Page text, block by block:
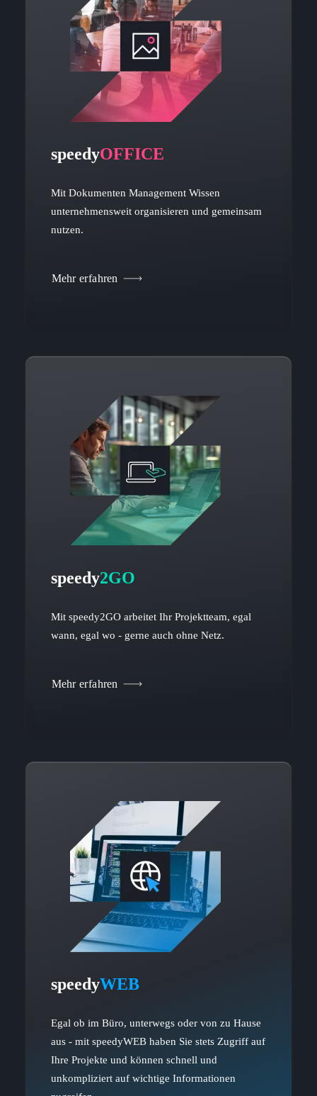
speedyOFFICE
Mit Dokumenten Management Wissen
unternehmensweit organisieren und gemeinsam
nutzen.
Mehr erfahren
speedy2GO
Mit speedy2GO arbeitet Ihr Projektteam, egal
wann, egal wo - gerne auch ohne Netz.
Mehr erfahren
speedyWEB
Egal ob im Büro, unterwegs oder von zu Hause
aus - mit speedyWEB haben Sie stets Zugriff auf
Ihre Projekte und können schnell und
unkompliziert auf wichtige Informationen